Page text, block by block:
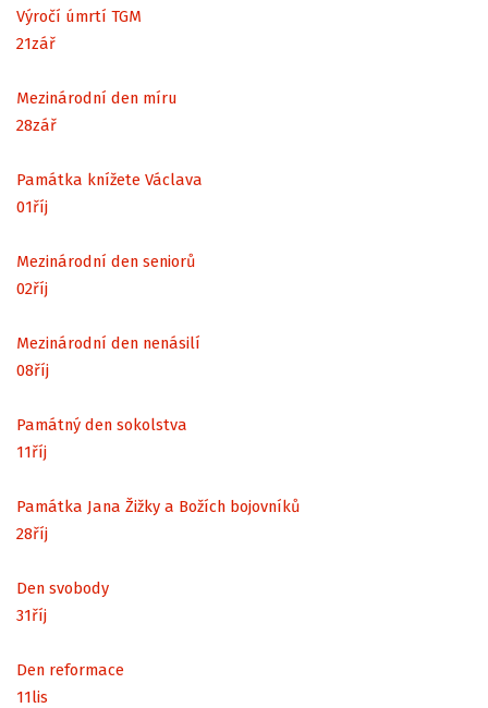
Výročí úmrtí TGM
21zář
Mezinárodní den míru
28zář
Památka knížete Václava
01říj
Mezinárodní den seniorů
02říj
Mezinárodní den nenásilí
08říj
Památný den sokolstva
11říj
Památka Jana Žižky a Božích bojovníků
28říj
Den svobody
31říj
Den reformace
11lis